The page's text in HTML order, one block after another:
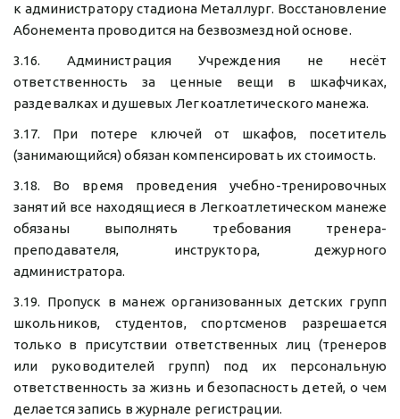
к администратору стадиона Металлург. Восстановление
Абонемента проводится на безвозмездной основе.
3.16. Администрация Учреждения не несёт
ответственность за ценные вещи в шкафчиках,
раздевалках и душевых Легкоатлетического манежа.
3.17. При потере ключей от шкафов, посетитель
(занимающийся) обязан компенсировать их стоимость.
3.18. Во время проведения учебно-тренировочных
занятий все находящиеся в Легкоатлетическом манеже
обязаны выполнять требования тренера-
преподавателя, инструктора, дежурного
администратора.
3.19. Пропуск в манеж организованных детских групп
школьников, студентов, спортсменов разрешается
только в присутствии ответственных лиц (тренеров
или руководителей групп) под их персональную
ответственность за жизнь и безопасность детей, о чем
делается запись в журнале регистрации.